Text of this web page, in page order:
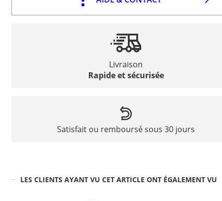
Livraison
Rapide et sécurisée
Satisfait ou remboursé sous 30 jours
LES CLIENTS AYANT VU CET ARTICLE ONT ÉGALEMENT VU